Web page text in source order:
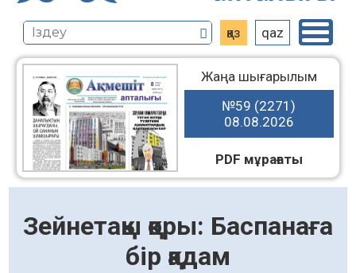
қаз qaz
Жаңа шығарылым
№59 (2271)
08.08.2026
PDF мұрағаты
Зейнетақы қоры: Баспанаға
бір қадам